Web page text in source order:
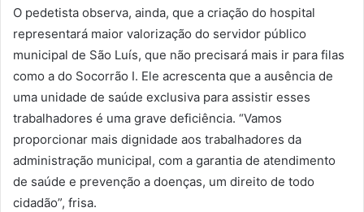
O pedetista observa, ainda, que a criação do hospital
representará maior valorização do servidor público
municipal de São Luís, que não precisará mais ir para filas
como a do Socorrão I. Ele acrescenta que a ausência de
uma unidade de saúde exclusiva para assistir esses
trabalhadores é uma grave deficiência. “Vamos
proporcionar mais dignidade aos trabalhadores da
administração municipal, com a garantia de atendimento
de saúde e prevenção a doenças, um direito de todo
cidadão”, frisa.